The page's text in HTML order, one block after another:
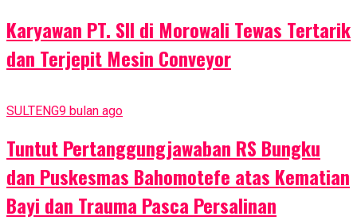
Karyawan PT. SII di Morowali Tewas Tertarik
dan Terjepit Mesin Conveyor
SULTENG9 bulan ago
Tuntut Pertanggungjawaban RS Bungku
dan Puskesmas Bahomotefe atas Kematian
Bayi dan Trauma Pasca Persalinan